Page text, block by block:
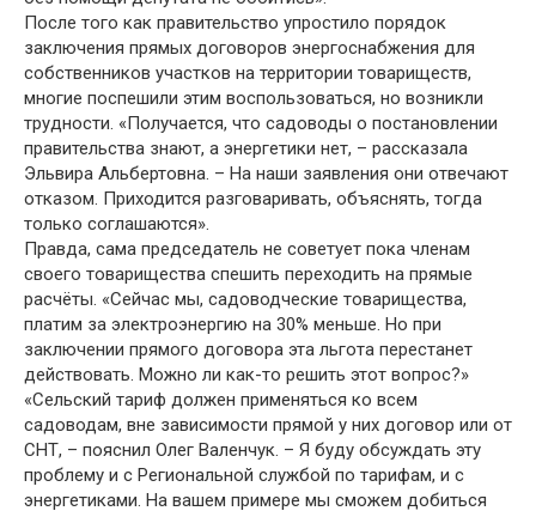
После того как правительство упростило порядок
заключения прямых договоров энергоснабжения для
собственников участков на территории товариществ,
многие поспешили этим воспользоваться, но возникли
трудности. «Получается, что садоводы о постановлении
правительства знают, а энергетики нет, – рассказала
Эльвира Альбертовна. – На наши заявления они отвечают
отказом. Приходится разговаривать, объяснять, тогда
только соглашаются».
Правда, сама председатель не советует пока членам
своего товарищества спешить переходить на прямые
расчёты. «Сейчас мы, садоводческие товарищества,
платим за электроэнергию на 30% меньше. Но при
заключении прямого договора эта льгота перестанет
действовать. Можно ли как-то решить этот вопрос?»
«Сельский тариф должен применяться ко всем
садоводам, вне зависимости прямой у них договор или от
СНТ, – пояснил Олег Валенчук. – Я буду обсуждать эту
проблему и с Региональной службой по тарифам, и с
энергетиками. На вашем примере мы сможем добиться